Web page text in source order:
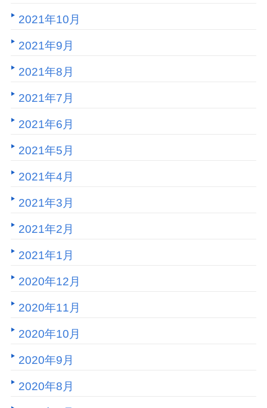
2021年10月
2021年9月
2021年8月
2021年7月
2021年6月
2021年5月
2021年4月
2021年3月
2021年2月
2021年1月
2020年12月
2020年11月
2020年10月
2020年9月
2020年8月